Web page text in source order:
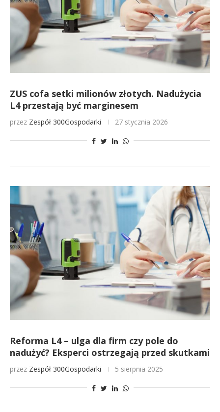
ZUS cofa setki milionów złotych. Nadużycia
L4 przestają być marginesem
przez Zespół 300Gospodarki 27 stycznia 2026
Reforma L4 – ulga dla firm czy pole do
nadużyć? Eksperci ostrzegają przed skutkami
przez Zespół 300Gospodarki 5 sierpnia 2025